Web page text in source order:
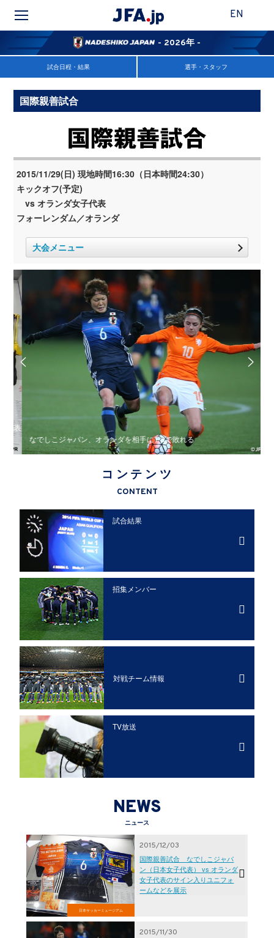
EN
- 2026年 -
試合日程・結果 選手・スタッフ
国際親善試合
2015/11/29(日) 現地時間16:30（日本時間24:30）
キックオフ(予定)
vs オランダ女子代表
フォーレンダム／オランダ
大会メニュー
なでしこジャパン、オランダを相手に1-3で敗れる
コンテンツ
CONTENT
試合結果
招集メンバー
対戦チーム情報
TV放送
NEWS
ニュース
日本サッカーミュージアム
2015/12/03
国際親善試合 なでしこジャパ
ン（日本女子代表） vs オランダ
女子代表のサイン入りユニフォ
ームなどを展示
2015/11/30